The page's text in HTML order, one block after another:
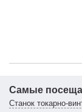
Самые
Станок токарно-